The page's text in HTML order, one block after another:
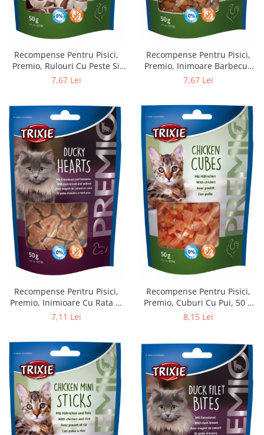
Recompense Pentru Pisici,
Premio, Rulouri Cu Peste Si
Pui, 50 g, 42702
7,67 Lei
Recompense Pentru Pisici,
Premio, Inimoare Barbecue
Cu Pui, 50 g 42703
7,67 Lei
Recompense Pentru Pisici,
Premio, Inimioare Cu Rata Si
Peste, 50 g, 42705
7,11 Lei
Recompense Pentru Pisici,
Premio, Cuburi Cu Pui, 50 g
42706
8,15 Lei